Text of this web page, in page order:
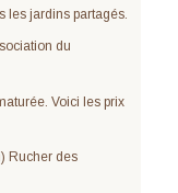
les jardins partagés.
du
Voici les prix
Rucher des